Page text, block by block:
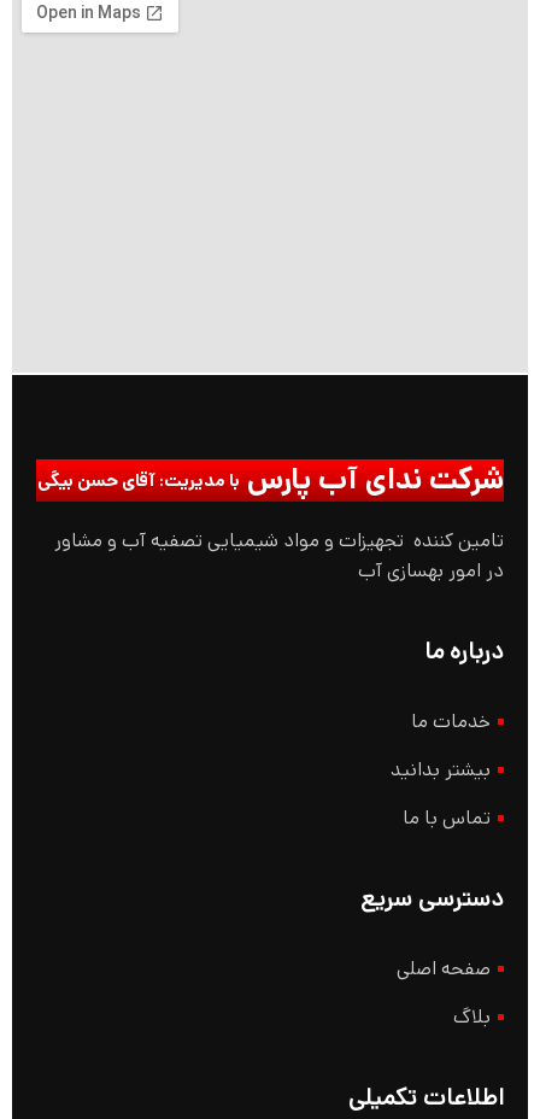
شرکت ندای آب پارس با مدیریت: آقای حسن بیگی
تامین کننده تجهیزات و مواد شیمیایی تصفیه آب و مشاور
در امور بهسازی آب
درباره ما
خدمات ما
بیشتر بدانید
تماس با ما
دسترسی سریع
صفحه اصلی
بلاگ
اطلاعات تکمیلی